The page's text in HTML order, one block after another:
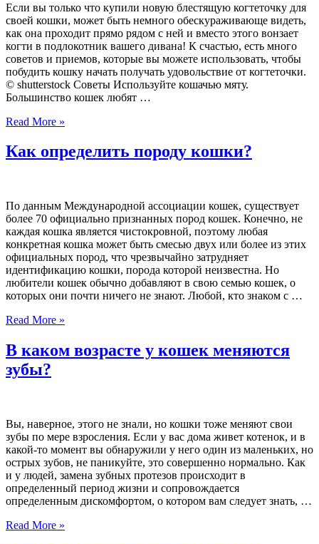
Если вы только что купили новую блестящую когтеточку для
своей кошки, может быть немного обескураживающе видеть,
как она проходит прямо рядом с ней и вместо этого вонзает
когти в подлокотник вашего дивана! К счастью, есть много
советов и приемов, которые вы можете использовать, чтобы
побудить кошку начать получать удовольствие от когтеточки.
© shutterstock Советы Используйте кошачью мяту.
Большинство кошек любят …
Read More »
Как определить породу кошки?
По данным Международной ассоциации кошек, существует
более 70 официально признанных пород кошек. Конечно, не
каждая кошка является чистокровной, поэтому любая
конкретная кошка может быть смесью двух или более из этих
официальных пород, что чрезвычайно затрудняет
идентификацию кошки, порода которой неизвестна. Но
любители кошек обычно добавляют в свою семью кошек, о
которых они почти ничего не знают. Любой, кто знаком с …
Read More »
В каком возрасте у кошек меняются
зубы?
Вы, наверное, этого не знали, но кошки тоже меняют свои
зубы по мере взросления. Если у вас дома живет котенок, и в
какой-то момент вы обнаружили у него один из маленьких, но
острых зубов, не паникуйте, это совершенно нормально. Как
и у людей, замена зубных протезов происходит в
определенный период жизни и сопровождается
определенным дискомфортом, о котором вам следует знать, …
Read More »